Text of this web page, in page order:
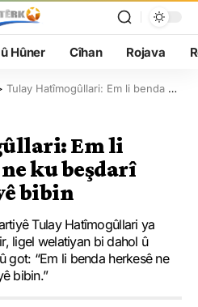
Hûner Cîhan Rojava
Tulay Hatîmogûllari: Em li benda herkesê ne ku beşdarî govenda azadiyê bibin
Em li
ku beşdarî
bibin
Tulay Hatîmogûllari ya
ligel welatiyan bi dahol û
got: “Em li benda herkesê ne
bibin.”